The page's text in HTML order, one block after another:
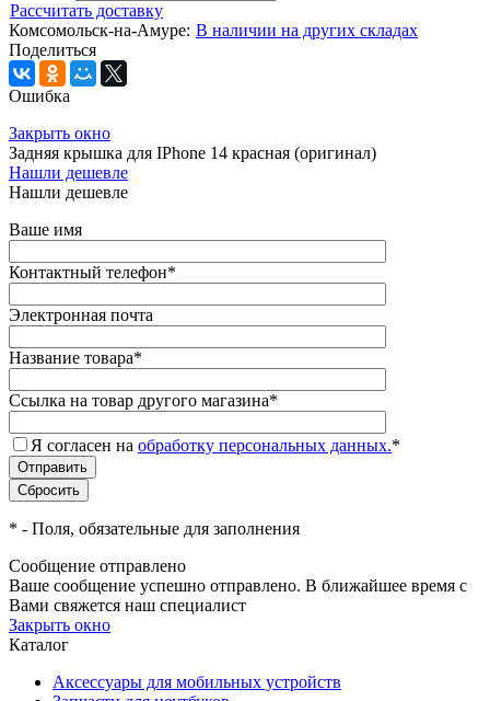
Рассчитать доставку
Комсомольск-на-Амуре: В наличии на других складах
Поделиться
Ошибка
Закрыть окно
Задняя крышка для IPhone 14 красная (оригинал)
Нашли дешевле
Нашли дешевле
Ваше имя
Контактный телефон*
Электронная почта
Название товара*
Ссылка на товар другого магазина*
Я согласен на обработку персональных данных.*
* - Поля, обязательные для заполнения
Сообщение отправлено
Ваше сообщение успешно отправлено. В ближайшее время с
Вами свяжется наш специалист
Закрыть окно
Каталог
Аксессуары для мобильных устройств